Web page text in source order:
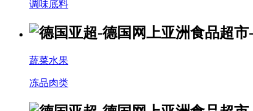
调味底料
蔬菜水果
冻品肉类